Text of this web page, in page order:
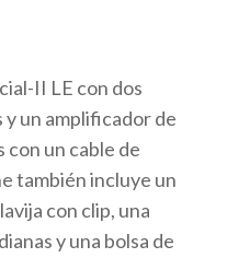
II LE con dos
y un amplificador de
un cable de
también incluye un
con clip, una
y una bolsa de